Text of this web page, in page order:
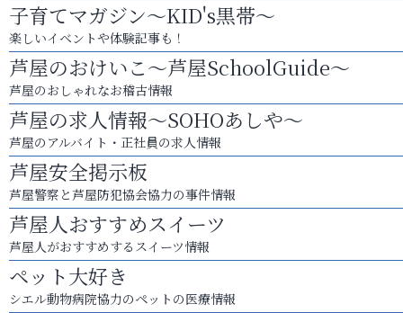
子育てマガジン～KID's黒帯～
楽しいイベントや体験記事も！
芦屋のおけいこ～芦屋SchoolGuide～
芦屋のおしゃれなお稽古情報
芦屋の求人情報～SOHOあしや～
芦屋のアルバイト・正社員の求人情報
芦屋安全掲示板
芦屋警察と芦屋防犯協会協力の事件情報
芦屋人おすすめスイーツ
芦屋人がおすすめするスイーツ情報
ペット大好き
シエル動物病院協力のペットの医療情報